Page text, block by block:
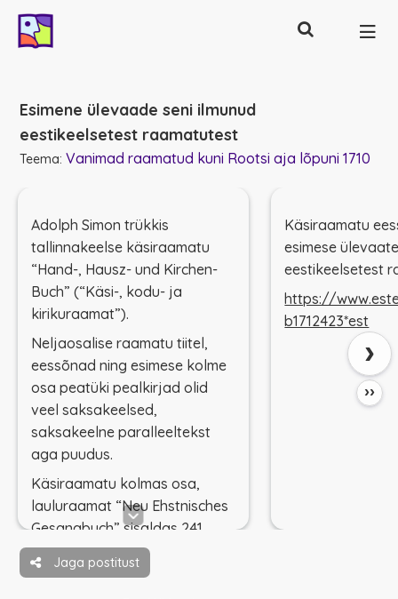
Otsing
Esimene ülevaade seni ilmunud
eestikeelsetest raamatutest
Teema: Vanimad raamatud kuni Rootsi aja lõpuni 1710
Adolph Simon trükkis
tallinnakeelse käsiraamatu
“Hand-, Hausz- und Kirchen-
Buch” (“Käsi-, kodu- ja
kirikuraamat”).
Neljaosalise raamatu tiitel,
eessõnad ning esimese kolme
osa peatüki pealkirjad olid
veel saksakeelsed,
saksakeelne paralleeltekst
aga puudus.
Käsiraamatu kolmas osa,
lauluraamat “Neu Ehstnisches
Gesangbuch” sisaldas 241
peamiselt saksa või rootsi
keelest tõlgitud värsistatud ja
Käsiraamatu
esimese
eestikeelsetest
https://
b1712423*est
››
›
Jaga postitust